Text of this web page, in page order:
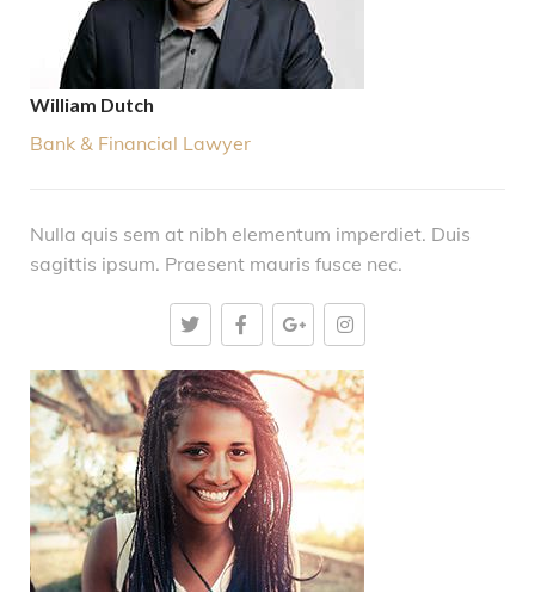
William Dutch
Bank & Financial Lawyer
Nulla quis sem at nibh elementum imperdiet. Duis
sagittis ipsum. Praesent mauris fusce nec.